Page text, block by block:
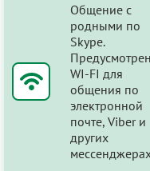
Общение с
родными по
Skype.
Предусмотрен
WI-FI для
общения по
электронной
почте, Viber и
других